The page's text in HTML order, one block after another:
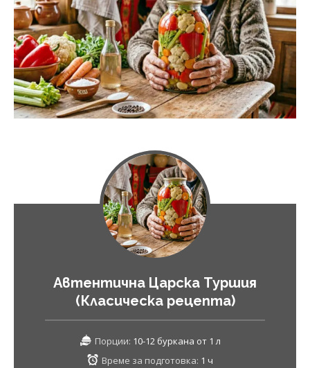
Автентична Царска Туршия
(Класическа рецепта)
Порции: 10-12 буркана от 1 л
Време за подготовка: 1 ч